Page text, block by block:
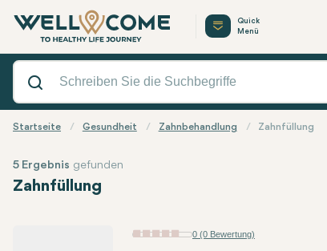
Quick
Menü
Startseite Gesundheit Zahnbehandlung Zahnfüllung
Zahnfüllung
5 Ergebnis gefunden
0 (0 Bewertung)